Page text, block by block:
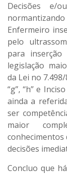
Decisões e/
Enfermeiro
pelo
para inserção
legislação
da Lei no
“g”, “h” e
ainda a
ser
maior
conhecimentos
decisões
Concluo que